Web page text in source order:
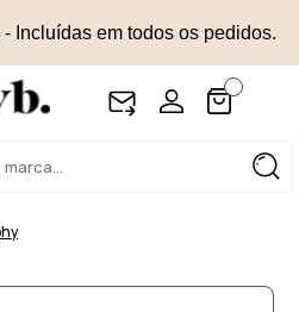
Incluídas em todos os pedidos.